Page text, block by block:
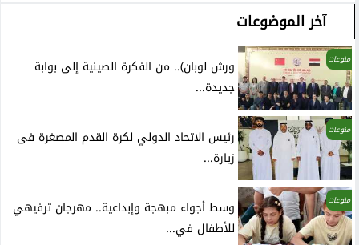
آخر الموضوعات
منوعات
ورش لوبان).. من الفكرة الصينية إلى بوابة
جديدة...
منوعات
رئيس الاتحاد الدولي لكرة القدم المصغرة فى
زيارة...
منوعات
وسط أجواء مبهجة وإبداعية.. مهرجان ترفيهي
للأطفال في...